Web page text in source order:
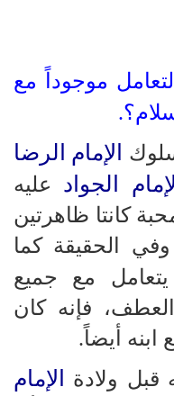
موجوداً مع
الإمام الرضا
الإمام الجواد عليه
كانتا ظاهرتين
الحقيقة كما
مع جميع
فإنه كان
ابنه أيضاً.
قبل ولادة
الإمام